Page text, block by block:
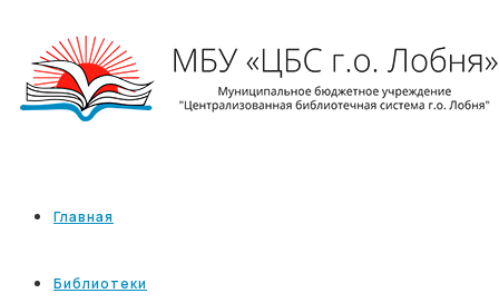
Главная
Библиотеки